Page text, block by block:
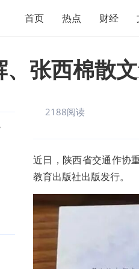
首页 热点 财经
、张西棉散
2188阅读
近日，陕西省交通作协
教育出版社出版发行。